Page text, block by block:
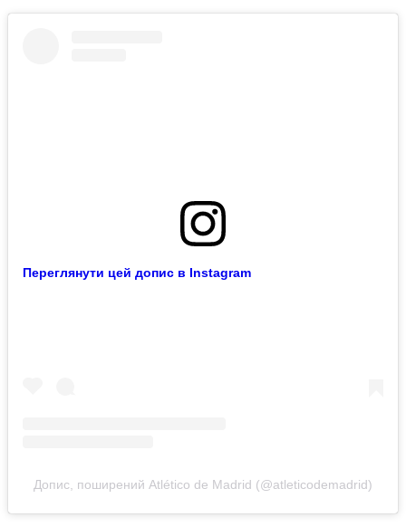
Переглянути цей допис в Instagram
Допис, поширений Atlético de Madrid (@atleticodemadrid)